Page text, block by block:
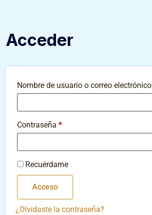
Acceder
Nombre de usuario o correo electrónico
Contraseña *
Recuérdame
Acceso
¿Olvidaste la contraseña?